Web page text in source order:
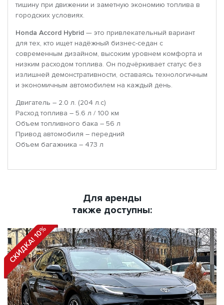
тишину при движении и заметную экономию топлива в
городских условиях.
Honda Accord Hybrid — это привлекательный вариант
для тех, кто ищет надёжный бизнес-седан с
современным дизайном, высоким уровнем комфорта и
низким расходом топлива. Он подчёркивает статус без
излишней демонстративности, оставаясь технологичным
и экономичным автомобилем на каждый день.
Двигатель – 2.0 л. (204 л.с)
Расход топлива – 5.6 л / 100 км
Объем топливного бака – 56 л
Привод автомобиля – передний
Объем багажника – 473 л
Для аренды
также доступны:
СКИДКА! 10%